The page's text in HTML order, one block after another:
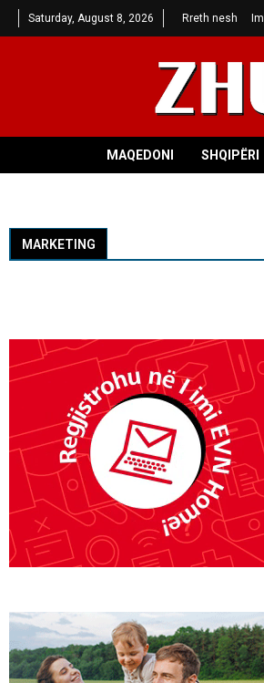
Saturday, August 8, 2026 Rreth nesh
MAQEDONI SHQIPËRI
MARKETING